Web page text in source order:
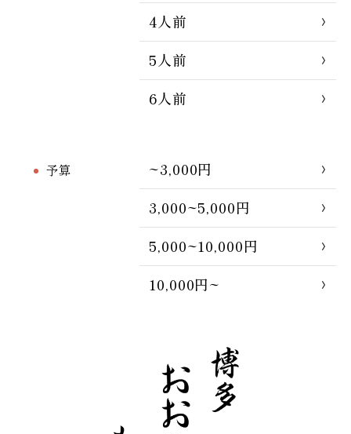
4人前
5人前
6人前
予算
~3,000円
3,000~5,000円
5,000~10,000円
10,000円~